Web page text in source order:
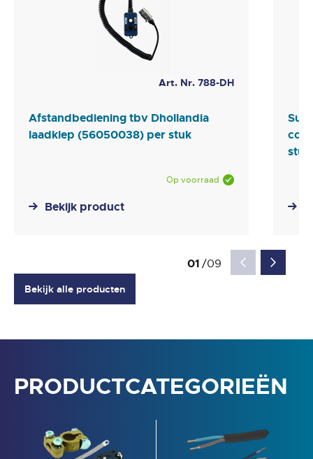
Art. Nr. 788-DH
Afstandbediening tbv Dhollandia
laadklep (56050038) per stuk
Op voorraad
Bekijk product
Bekijk alle producten
PRODUCTCATEGORIEËN